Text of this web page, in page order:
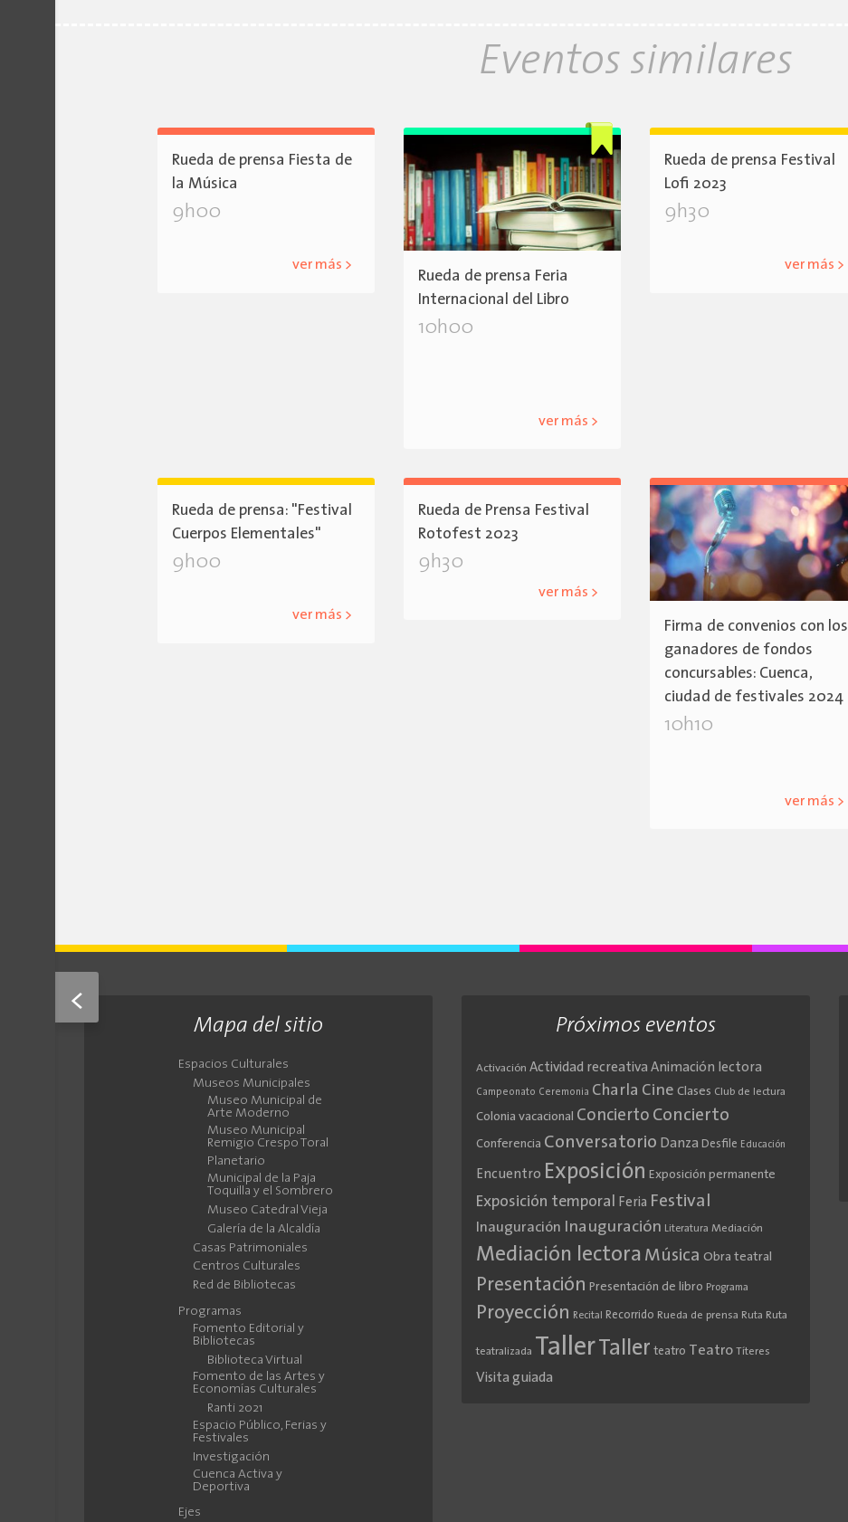
<
Eventos similares
Rueda de prensa Fiesta de
la Música
9h00
ver más >
Rueda de prensa Feria
Internacional del Libro
10h00
ver más >
Rueda de prensa Festival
Lofi 2023
9h30
ver más >
Rueda de prensa: "Festival
Cuerpos Elementales"
9h00
ver más >
Rueda de Prensa Festival
Rotofest 2023
9h30
ver más >
Firma de convenios con los
ganadores de fondos
concursables: Cuenca,
ciudad de festivales 2024
10h10
ver más >
Mapa del sitio
Espacios Culturales
Museos Municipales
Museo Municipal de
Arte Moderno
Museo Municipal
Remigio Crespo Toral
Planetario
Municipal de la Paja
Toquilla y el Sombrero
Museo Catedral Vieja
Galería de la Alcaldía
Casas Patrimoniales
Centros Culturales
Red de Bibliotecas
Programas
Fomento Editorial y
Bibliotecas
Biblioteca Virtual
Fomento de las Artes y
Economías Culturales
Ranti 2021
Espacio Público, Ferias y
Festivales
Investigación
Cuenca Activa y
Deportiva
Ejes
Próximos eventos
Activación Actividad recreativa Animación lectora
Campeonato Ceremonia Charla Cine Clases Club de lectura
Colonia vacacional Concierto Concierto
Conferencia Conversatorio Danza Desfile Educación
Encuentro Exposición Exposición permanente
Exposición temporal Feria Festival
Inauguración Inauguración Literatura Mediación
Mediación lectora Música Obra teatral
Presentación Presentación de libro Programa
Proyección Recital Recorrido Rueda de prensa Ruta Ruta
teatralizada Taller Taller teatro Teatro Títeres
Visita guiada